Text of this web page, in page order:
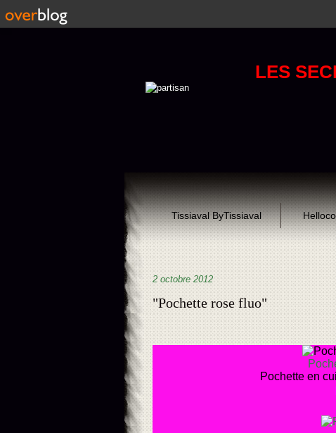
LES
Tissiaval ByTissiaval
2 octobre 2012
"Pochette rose fluo"
Pochette en